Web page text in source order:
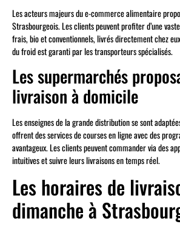
Les acteurs majeurs du e-commerce alimentaire
Strasbourgeois. Les clients peuvent profiter d’une
frais, bio et conventionnels, livrés directement chez
du froid est garanti par les transporteurs spécialisés.
Les supermarchés
livraison à domicile
Les enseignes de la grande distribution se sont
offrent des services de courses en ligne avec des
avantageux. Les clients peuvent commander via des
intuitives et suivre leurs livraisons en temps réel.
Les horaires de
dimanche à